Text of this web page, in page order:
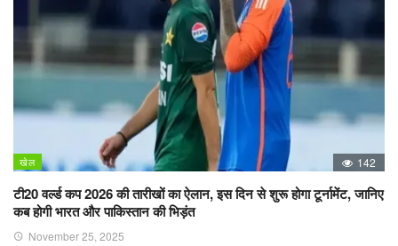
खेल 142
टी20 वर्ल्ड कप 2026 की तारीखों का ऐलान, इस दिन से शुरू होगा टूर्नामेंट, जानिए
कब होगी भारत और पाकिस्तान की भिड़ंत
November 25, 2025